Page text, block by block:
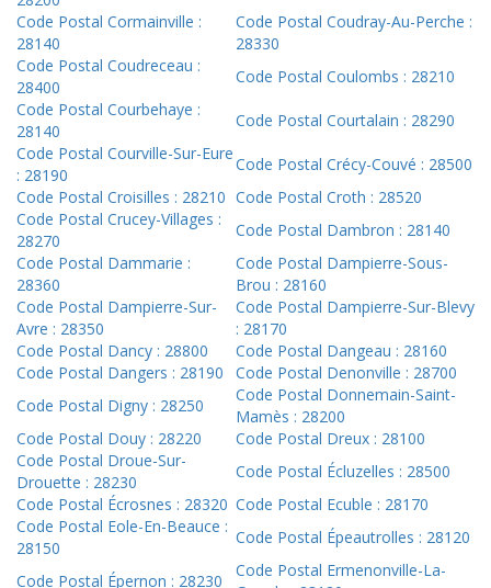
Code Postal Cormainville :
28140
Code Postal Coudray-Au-Perche :
28330
Code Postal Coudreceau :
28400
Code Postal Coulombs : 28210
Code Postal Courbehaye :
28140
Code Postal Courtalain : 28290
Code Postal Courville-Sur-Eure
: 28190
Code Postal Crécy-Couvé : 28500
Code Postal Croisilles : 28210 Code Postal Croth : 28520
Code Postal Crucey-Villages :
28270
Code Postal Dambron : 28140
Code Postal Dammarie :
28360
Code Postal Dampierre-Sous-
Brou : 28160
Code Postal Dampierre-Sur-
Avre : 28350
Code Postal Dampierre-Sur-Blevy
: 28170
Code Postal Dancy : 28800
Code Postal Dangeau : 28160
Code Postal Dangers : 28190
Code Postal Denonville : 28700
Code Postal Digny : 28250
Code Postal Donnemain-Saint-
Mamès : 28200
Code Postal Douy : 28220
Code Postal Dreux : 28100
Code Postal Droue-Sur-
Drouette : 28230
Code Postal Écluzelles : 28500
Code Postal Écrosnes : 28320 Code Postal Ecuble : 28170
Code Postal Eole-En-Beauce :
28150
Code Postal Épeautrolles : 28120
Code Postal Épernon : 28230
Code Postal Ermenonville-La-